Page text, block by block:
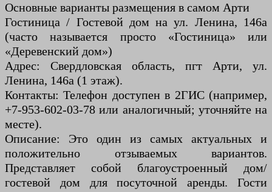
Основные варианты размещения в самом Арти
Гостиница / Гостевой дом на ул. Ленина, 146а
(часто называется просто «Гостиница» или
«Деревенский дом»)
Адрес: Свердловская область, пгт Арти, ул.
Ленина, 146а (1 этаж).
Контакты: Телефон доступен в 2ГИС (например,
+7-953-602-03-78 или аналогичный; уточняйте на
месте).
Описание: Это один из самых актуальных и
положительно отзываемых вариантов.
Представляет собой благоустроенный дом/
гостевой дом для посуточной аренды. Гости